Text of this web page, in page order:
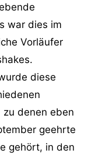
war dies im
Vorläufer
diese
zu denen eben
geehrte
gehört, in den